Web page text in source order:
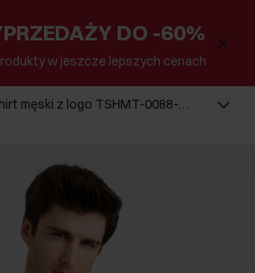
DO -60%
w jeszcze lepszych cenach
męski z logo TSHMT-0088-